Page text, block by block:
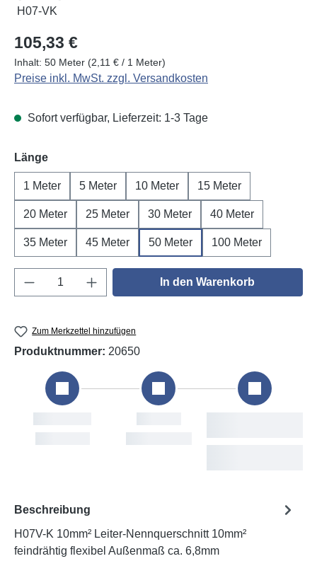
Regulärer Preis:
105,33 €
Inhalt: 50 Meter (2,11 € / 1 Meter)
Preise inkl. MwSt. zzgl. Versandkosten
Sofort verfügbar, Lieferzeit: 1-3 Tage
Längeauswählen
1 Meter 5 Meter 10 Meter 15 Meter
20 Meter 25 Meter 30 Meter 40 Meter
35 Meter 45 Meter 50 Meter 100 Meter
Produkt Anzahl: Gib den gewünschten
In den Warenkorb
Zum Merkzettel hinzufügen
Produktnummer: 20650
Beschreibung
H07V-K 10mm² Leiter-Nennquerschnitt 10mm²
feindrähtig flexibel Außenmaß ca. 6,8mm